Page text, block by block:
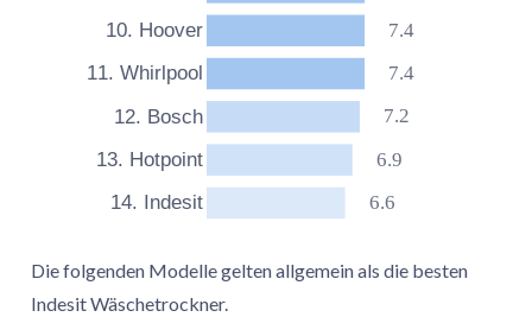
10. Hoover
11. Whirlpool
12. Bosch
13. Hotpoint
14. Indesit
7.4
7.4
7.2
6.9
6.6
Die folgenden Modelle gelten allgemein als die besten
Indesit Wäschetrockner.